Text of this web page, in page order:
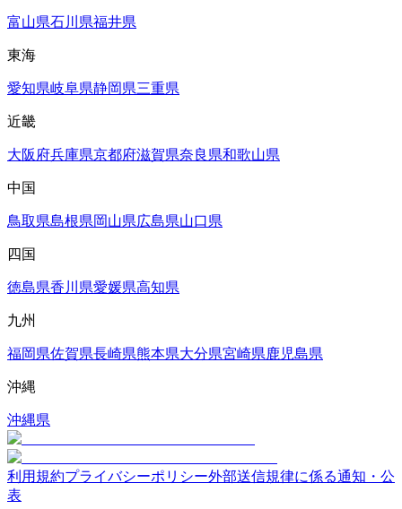
富山県石川県福井県
東海
愛知県岐阜県静岡県三重県
近畿
大阪府兵庫県京都府滋賀県奈良県和歌山県
中国
鳥取県島根県岡山県広島県山口県
四国
徳島県香川県愛媛県高知県
九州
福岡県佐賀県長崎県熊本県大分県宮崎県鹿児島県
沖縄
沖縄県
利用規約プライバシーポリシー外部送信規律に係る通知・公
表